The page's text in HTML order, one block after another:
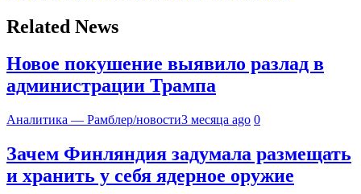
Related News
Новое покушение выявило разлад в
администрации Трампа
Аналитика — Рамблер/новости3 месяца ago 0
Зачем Финляндия задумала размещать
и хранить у себя ядерное оружие